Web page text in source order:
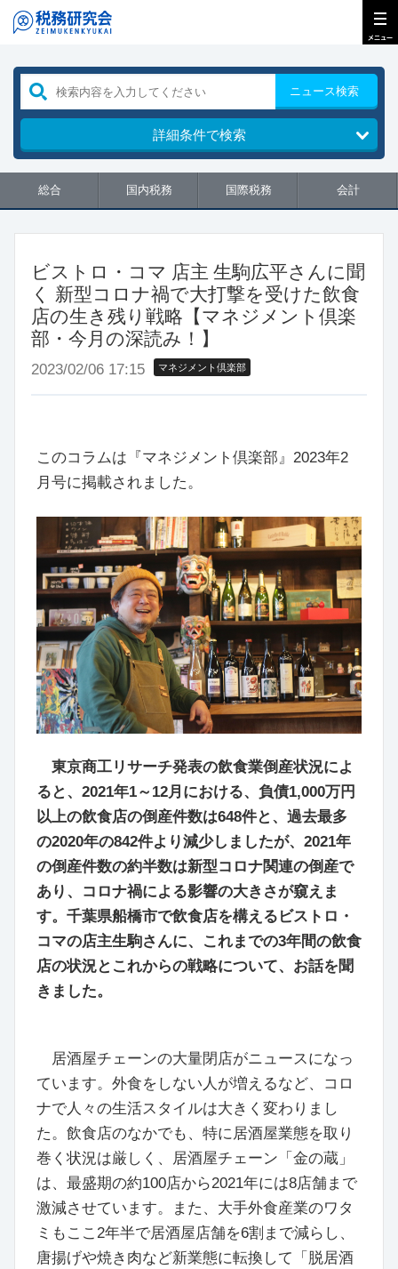
ニュース検索
詳細条件で検索
総合 国内税務 国際税務 会計
ビストロ・コマ 店主 生駒広平さんに聞
く 新型コロナ禍で大打撃を受けた飲食
店の生き残り戦略【マネジメント倶楽
部・今月の深読み！】
2023/02/06 17:15 マネジメント倶楽部
このコラムは『マネジメント倶楽部』2023年2
月号に掲載されました。
東京商工リサーチ発表の飲食業倒産状況によ
ると、2021年1～12月における、負債1,000万円
以上の飲食店の倒産件数は648件と、過去最多
の2020年の842件より減少しましたが、2021年
の倒産件数の約半数は新型コロナ関連の倒産で
あり、コロナ禍による影響の大きさが窺えま
す。千葉県船橋市で飲食店を構えるビストロ・
コマの店主生駒さんに、これまでの3年間の飲食
店の状況とこれからの戦略について、お話を聞
きました。
居酒屋チェーンの大量閉店がニュースになっ
ています。外食をしない人が増えるなど、コロ
ナで人々の生活スタイルは大きく変わりまし
た。飲食店のなかでも、特に居酒屋業態を取り
巻く状況は厳しく、居酒屋チェーン「金の蔵」
は、最盛期の約100店から2021年には8店舗まで
激減させています。また、大手外食産業のワタ
ミもここ2年半で居酒屋店舗を6割まで減らし、
唐揚げや焼き肉など新業態に転換して「脱居酒